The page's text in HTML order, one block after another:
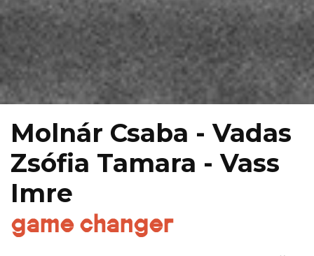
Molnár Csaba - Vadas
Zsófia Tamara - Vass
Imre
game changer